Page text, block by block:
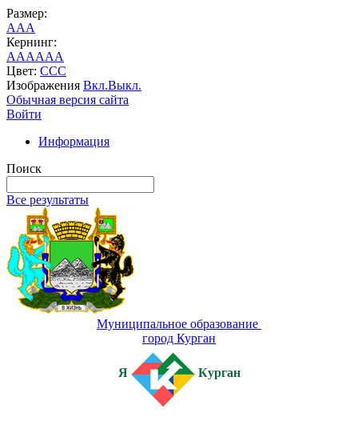
Размер:
AAA
Кернинг:
AAAAAA
Цвет: CCC
Изображения Вкл.Выкл.
Обычная версия сайта
Войти
Информация
Поиск
Все результаты
Муниципальное образование
город Курган
Я Курган